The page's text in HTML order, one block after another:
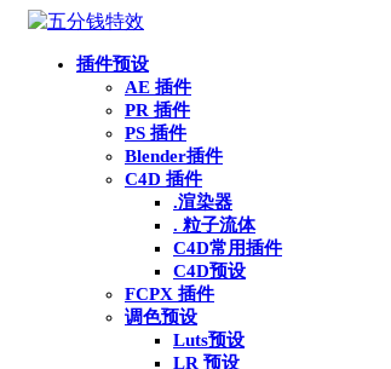
插件预设
AE 插件
PR 插件
PS 插件
Blender插件
C4D 插件
.渲染器
. 粒子流体
C4D常用插件
C4D预设
FCPX 插件
调色预设
Luts预设
LR 预设